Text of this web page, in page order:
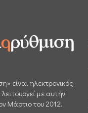
είναι ηλεκτρονικός
με αυτήν
Μάρτιο του 2012.